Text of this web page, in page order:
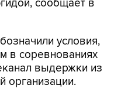
сообщает в
условия,
в соревнованиях
выдержки из
организации.